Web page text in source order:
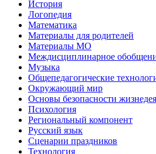
История
Логопедия
Математика
Материалы для родителей
Материалы МО
Междисциплинарное
Музыка
Общепедагогические
Окружающий мир
Основы безопасности
Психология
Региональный компонент
Русский язык
Сценарии праздников
Технология